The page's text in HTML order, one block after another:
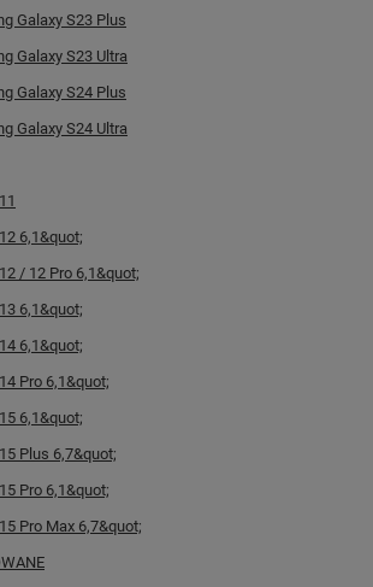
Galaxy S23 Plus
Galaxy S23 Ultra
Galaxy S24 Plus
Galaxy S24 Ultra
6,1&quot;
/ 12 Pro 6,1&quot;
6,1&quot;
6,1&quot;
Pro 6,1&quot;
6,1&quot;
Plus 6,7&quot;
Pro 6,1&quot;
Pro Max 6,7&quot;